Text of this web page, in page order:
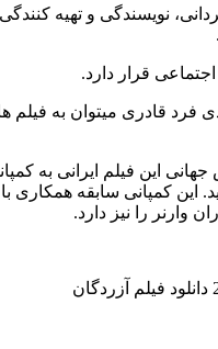
نویسندگی و تهیه
اجتماعی قرار دارد.
فرد قادری میتوان به فیلم
این فیلم ایرانی به
این کمپانی سابقه همکاری
وارنر را نیز دارد.